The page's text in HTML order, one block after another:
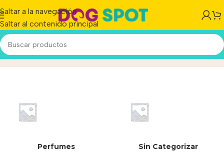
Saltar a la navegación
Saltar al contenido principal
7798307920789Inicio/Producto
Perfumes Sin Categorizar